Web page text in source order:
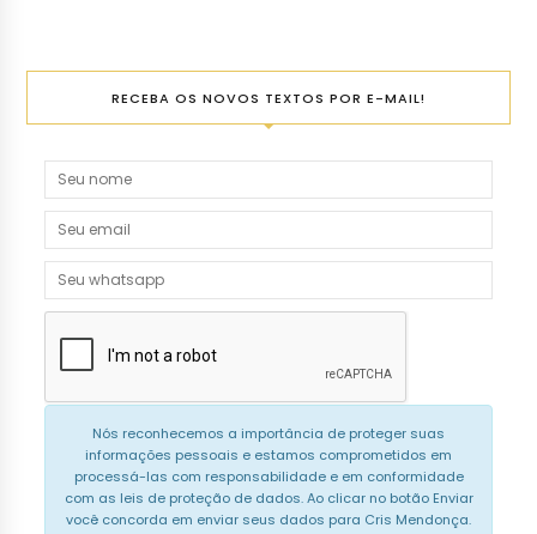
RECEBA OS NOVOS TEXTOS POR E-MAIL!
Nós reconhecemos a importância de proteger suas
informações pessoais e estamos comprometidos em
processá-las com responsabilidade e em conformidade
com as leis de proteção de dados. Ao clicar no botão Enviar
você concorda em enviar seus dados para Cris Mendonça.